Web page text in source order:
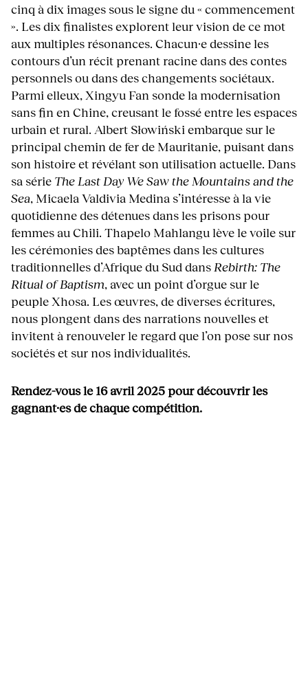
cinq à dix images sous le signe du « commencement
». Les dix finalistes explorent leur vision de ce mot
aux multiples résonances. Chacun·e dessine les
contours d’un récit prenant racine dans des contes
personnels ou dans des changements sociétaux.
Parmi elleux, Xingyu Fan sonde la modernisation
sans fin en Chine, creusant le fossé entre les espaces
urbain et rural. Albert Słowiński embarque sur le
principal chemin de fer de Mauritanie, puisant dans
son histoire et révélant son utilisation actuelle. Dans
sa série The Last Day We Saw the Mountains and the
Sea, Micaela Valdivia Medina s’intéresse à la vie
quotidienne des détenues dans les prisons pour
femmes au Chili. Thapelo Mahlangu lève le voile sur
les cérémonies des baptêmes dans les cultures
traditionnelles d’Afrique du Sud dans Rebirth: The
Ritual of Baptism, avec un point d’orgue sur le
peuple Xhosa. Les œuvres, de diverses écritures,
nous plongent dans des narrations nouvelles et
invitent à renouveler le regard que l’on pose sur nos
sociétés et sur nos individualités.
Rendez-vous le 16 avril 2025 pour découvrir les
gagnant·es de chaque compétition.